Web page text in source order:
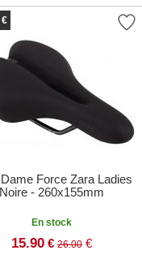
€
Force Zara Ladies
Noire - 260x155mm
En stock
15.90 € 26.00 €